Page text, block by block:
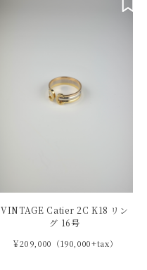
VINTAGE Catier 2C K18 リン
グ 16号
￥209,000（190,000+tax）